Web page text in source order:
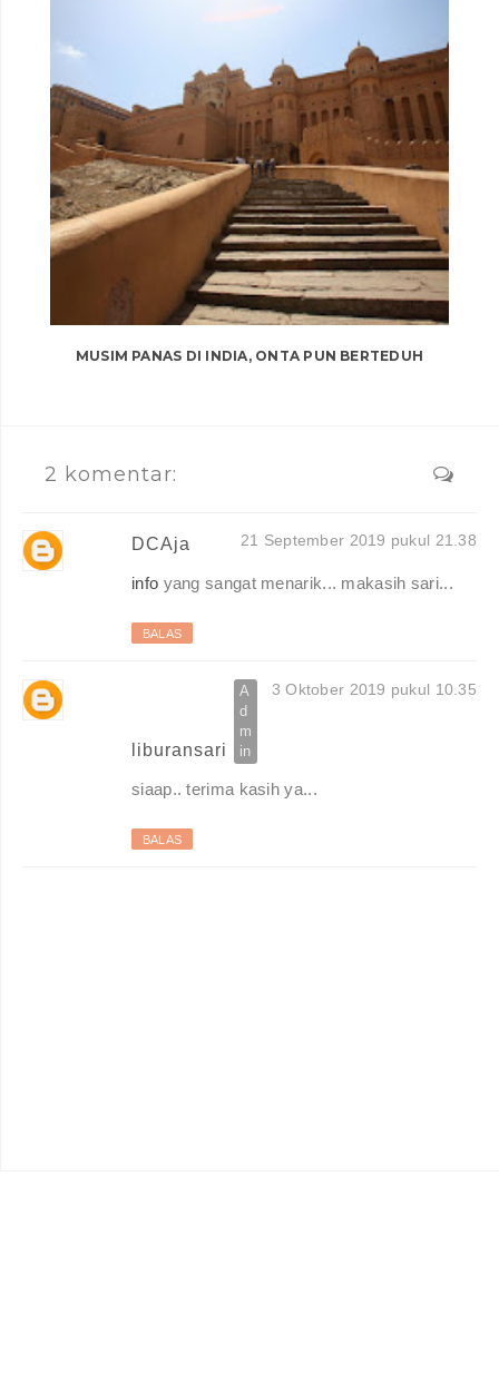
MUSIM PANAS DI INDIA, ONTA PUN BERTEDUH
2 komentar:
DCAja 21 September 2019 pukul 21.38
info yang sangat menarik... makasih sari...
BALAS
liburansari
3 Oktober 2019 pukul 10.35
siaap.. terima kasih ya...
BALAS